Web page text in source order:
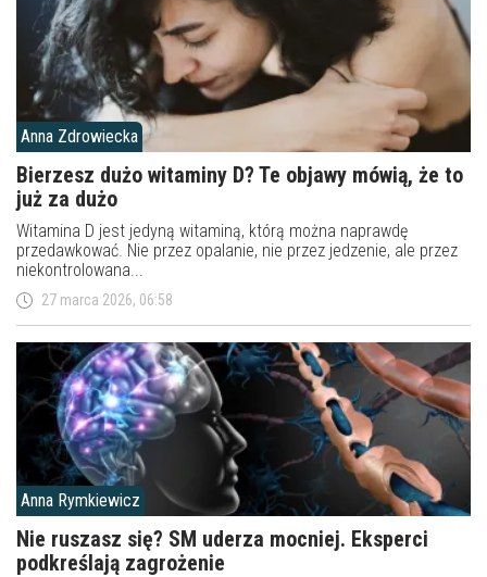
Anna Zdrowiecka
Bierzesz dużo witaminy D? Te objawy mówią, że to
już za dużo
Witamina D jest jedyną witaminą, którą można naprawdę
przedawkować. Nie przez opalanie, nie przez jedzenie, ale przez
niekontrolowana...
27 marca 2026, 06:58
Anna Rymkiewicz
Nie ruszasz się? SM uderza mocniej. Eksperci
podkreślają zagrożenie